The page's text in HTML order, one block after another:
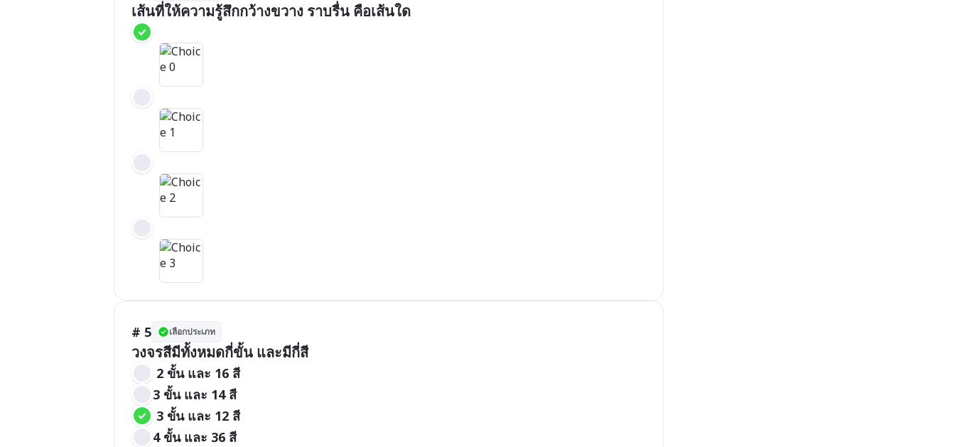
เส้นที่ให้ความรู้สึกกว้างขวาง ราบรื่น คือเส้นใด
# 5 เลือกประเภท
วงจรสีมีทั้งหมดกี่ขั้น และมีกี่สี
2 ขั้น และ 16 สี
3 ขั้น และ 14 สี
3 ขั้น และ 12 สี
4 ขั้น และ 36 สี